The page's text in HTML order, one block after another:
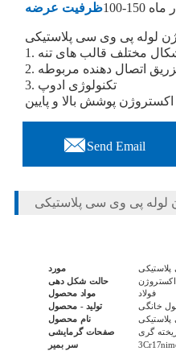
ظرفیت عرضه در ماه
لوله پی وی سی پلاستیکی
اشکال مختلف قالب های تنه
اتصال دهنده مربوطه
3. تکنولوژی ادوپ
پوشش بالا و پایین
Send Email
لوله پی وی سی پلاستیکی
مورد
حالت شکل دهی
مواد محصول
فولاد
تولید - محصول
خانگی
نام محصول
صفحات گرمایشی ریخته گری
سر بمیر